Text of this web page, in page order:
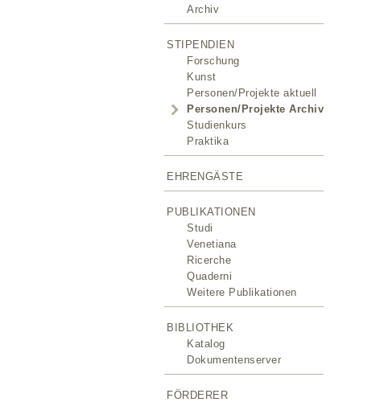
Archiv
STIPENDIEN
Forschung
Kunst
Personen/Projekte aktuell
Personen/Projekte Archiv
Studienkurs
Praktika
EHRENGÄSTE
PUBLIKATIONEN
Studi
Venetiana
Ricerche
Quaderni
Weitere Publikationen
BIBLIOTHEK
Katalog
Dokumentenserver
FÖRDERER